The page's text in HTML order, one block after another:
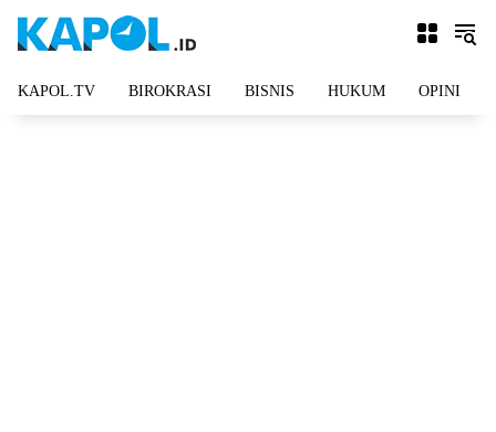
KAPOL.TV BIROKRASI BISNIS HUKUM OPINI